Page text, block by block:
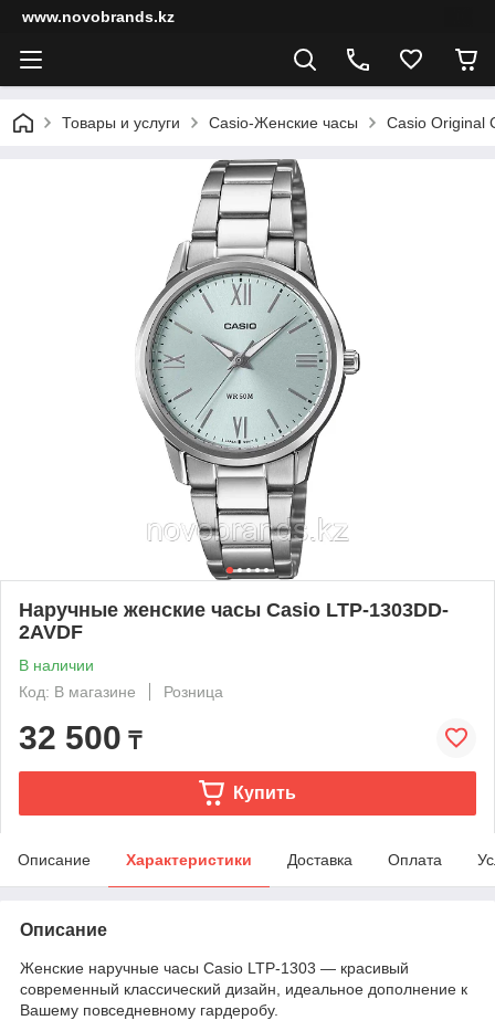
www.novobrands.kz
Товары и услуги Casio-Женские часы Casio Original
Наручные женские часы Casio LTP-1303DD-
2AVDF
В наличии
Код: В магазине
Розница
32 500 ₸
Купить
Описание Характеристики Доставка Оплата
Описание
Женские наручные часы Casio LTP-1303 ― красивый
современный классический дизайн, идеальное дополнение к
Вашему повседневному гардеробу.